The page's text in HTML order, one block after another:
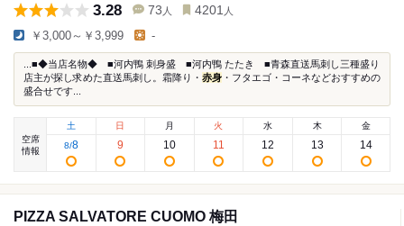
3.28 73 人 4201 人
￥3,000～￥3,999 -
...■◆当店名物◆ ■河内鴨 刺身盛 ■河内鴨 たたき ■青森直送馬刺し三種盛り
店主が探し求めた直送馬刺し。霜降り・ 赤身 ・フタエゴ・コーネなどおすすめの
盛合せです...
空席
情報
土
8/8
日
9
月
10
火
11
水
12
木
13
金
14
PIZZA SALVATORE CUOMO 梅田